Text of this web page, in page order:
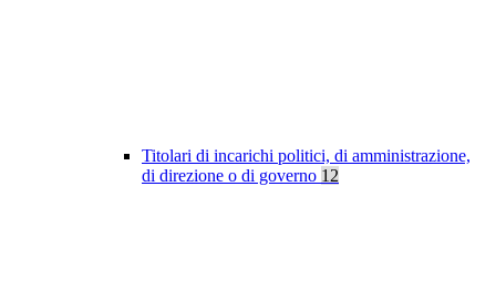
Titolari di incarichi politici, di amministrazione,
di direzione o di governo 12